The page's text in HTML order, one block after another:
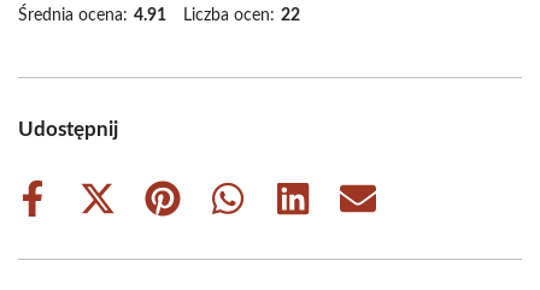
Średnia ocena: 4.91 Liczba ocen: 22
Udostępnij
Share
Share
(Twitter)
Share
Share
Share
Share